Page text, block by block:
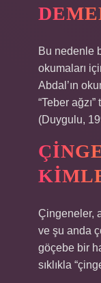
Bu nedenle
okumaları
Abdal’ın
“Teber
(Duygulu,
Çingeneler,
ve şu anda
göçebe bir
sıklıkla